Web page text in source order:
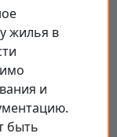
жилья в
и
быть